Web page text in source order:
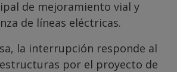
de mejoramiento vial y
de líneas eléctricas.
la interrupción responde al
por el proyecto de